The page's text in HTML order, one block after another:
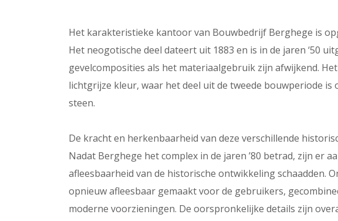
Het karakteristieke kantoor van Bouwbedrijf Berghege is
Het neogotische deel dateert uit 1883 en is in de jaren ‘50
gevelcomposities als het materiaalgebruik zijn afwijkend.
lichtgrijze kleur, waar het deel uit de tweede bouwperiode
steen.
De kracht en herkenbaarheid van deze verschillende
Nadat Berghege het complex in de jaren ’80 betrad, zijn er
afleesbaarheid van de historische ontwikkeling schaadden.
opnieuw afleesbaar gemaakt voor de gebruikers,
moderne voorzieningen. De oorspronkelijke details zijn